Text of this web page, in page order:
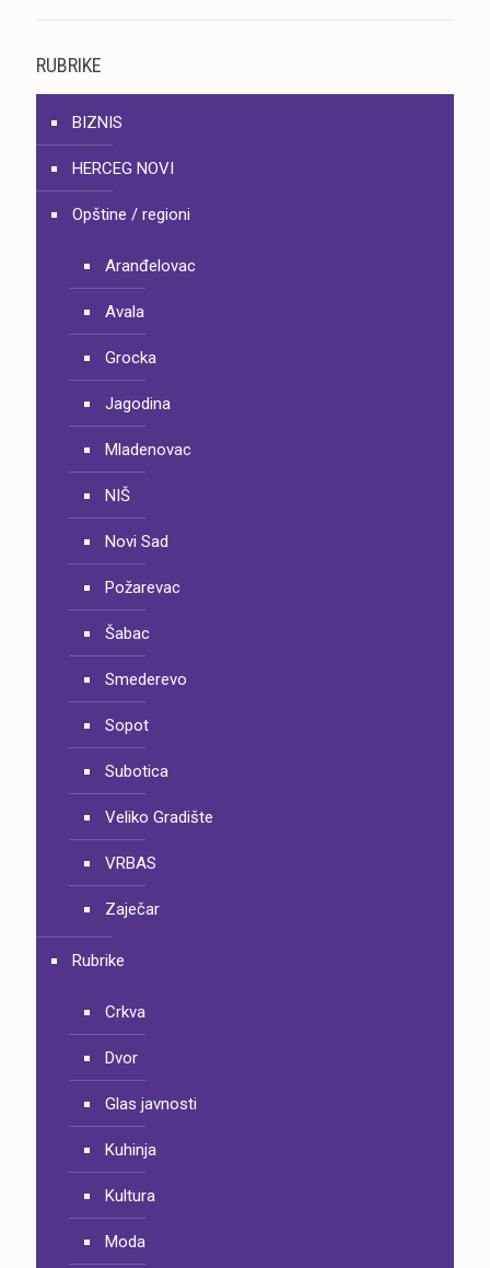
RUBRIKE
BIZNIS
HERCEG NOVI
Opštine / regioni
Aranđelovac
Avala
Grocka
Jagodina
Mladenovac
NIŠ
Novi Sad
Požarevac
Šabac
Smederevo
Sopot
Subotica
Veliko Gradište
VRBAS
Zaječar
Rubrike
Crkva
Dvor
Glas javnosti
Kuhinja
Kultura
Moda